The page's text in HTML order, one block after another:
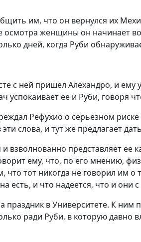
им, что он вернулся их
женщины он начинает
дней, когда Руби
с ней пришел Алехандро, и ему
ее и Руби, говоря
Рефухио о серьезном
слова, и тут же предлагает
представляет ее
ему, что, по его мнению,
тот никогда не говорил им
и что надеется, что и они
в Университете. К
ради Руби, в которую давно